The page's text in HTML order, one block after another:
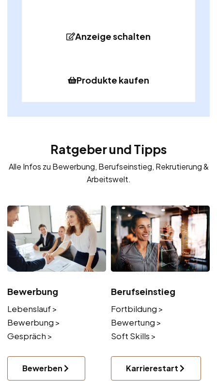
Anzeige schalten
Produkte kaufen
Ratgeber und Tipps
Alle Infos zu Bewerbung, Berufseinstieg, Rekrutierung &
Arbeitswelt.
Bewerbung
Lebenslauf >
Bewerbung >
Gespräch >
Bewerben
Berufseinstieg
Fortbildung >
Bewertung >
Soft Skills >
Karrierestart